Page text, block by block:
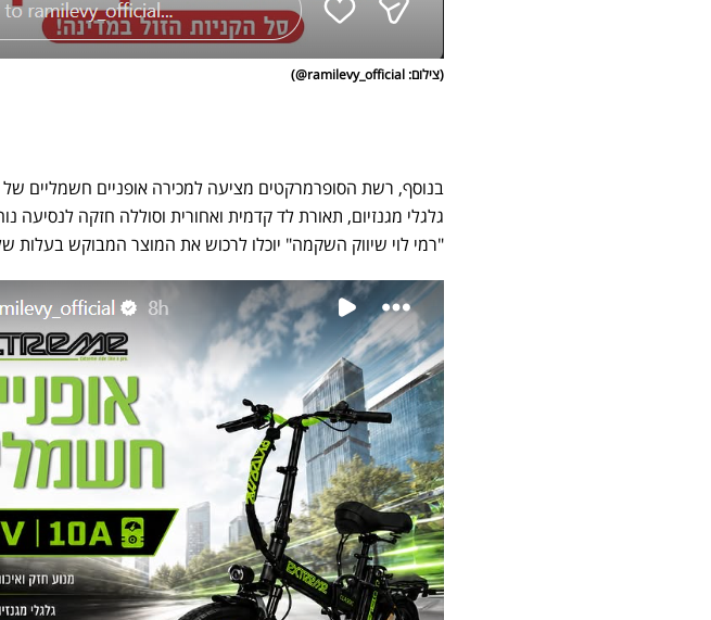
(צילום: ramilevy_official@)
גלגלי מגנזיום, תאורת לד קדמית ואחורית וסוללה חזקה לנסיעה
"רמי לוי שיווק השקמה" יוכלו לרכוש את המוצר המבוקש בעלות של 1,449 שקלים במקום 1,499